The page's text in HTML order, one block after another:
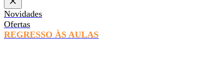
Novidades
Ofertas
REGRESSO ÀS AULAS